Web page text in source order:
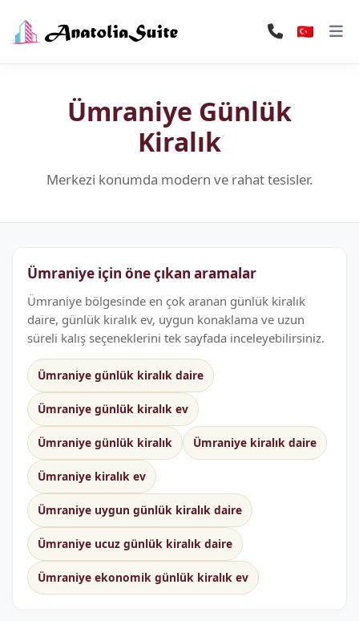
Ümraniye Günlük
Kiralık
Merkezi konumda modern ve rahat tesisler.
Ümraniye için öne çıkan aramalar
Ümraniye bölgesinde en çok aranan günlük kiralık
daire, günlük kiralık ev, uygun konaklama ve uzun
süreli kalış seçeneklerini tek sayfada inceleyebilirsiniz.
Ümraniye günlük kiralık daire
Ümraniye günlük kiralık ev
Ümraniye günlük kiralık Ümraniye kiralık daire
Ümraniye kiralık ev
Ümraniye uygun günlük kiralık daire
Ümraniye ucuz günlük kiralık daire
Ümraniye ekonomik günlük kiralık ev